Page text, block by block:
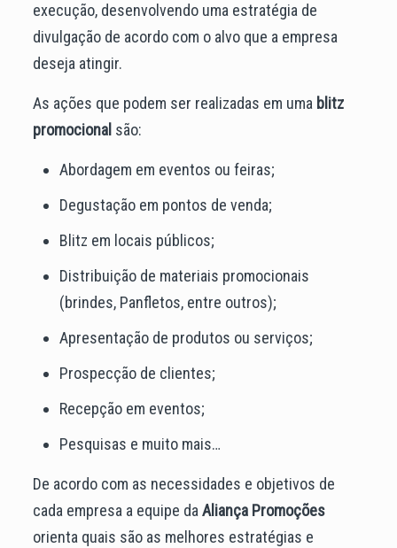
execução, desenvolvendo uma estratégia de
divulgação de acordo com o alvo que a empresa
deseja atingir.
As ações que podem ser realizadas em uma blitz
promocional são:
Abordagem em eventos ou feiras;
Degustação em pontos de venda;
Blitz em locais públicos;
Distribuição de materiais promocionais
(brindes, Panfletos, entre outros);
Apresentação de produtos ou serviços;
Prospecção de clientes;
Recepção em eventos;
Pesquisas e muito mais…
De acordo com as necessidades e objetivos de
cada empresa a equipe daAliança Promoções
orienta quais são as melhores estratégias e